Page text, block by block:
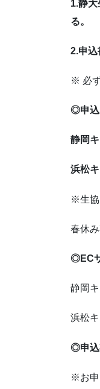
1.静大
る。
2.申込
※ 必
◎申込
静岡
浜松
※生協
春休
◎EC
静岡
浜松
◎申込
※お申